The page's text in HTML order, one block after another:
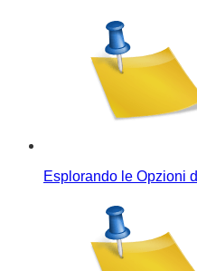
Esplorando le Opzioni